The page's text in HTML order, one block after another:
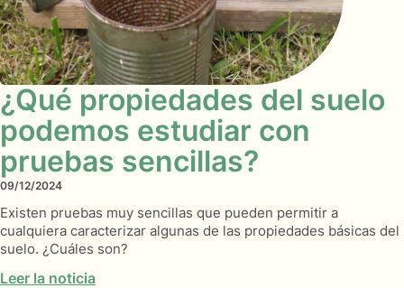
¿Qué propiedades del suelo
podemos estudiar con
pruebas sencillas?
09/12/2024
Existen pruebas muy sencillas que pueden permitir a
cualquiera caracterizar algunas de las propiedades básicas del
suelo. ¿Cuáles son?
Leer la noticia